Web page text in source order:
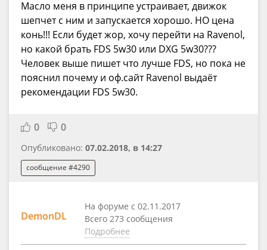
Масло меня в принципе устраивает, движок
шепчет с ним и запускается хорошо. НО цена
конь!!! Если будет жор, хочу перейти на Ravenol,
но какой брать FDS 5w30 или DXG 5w30???
Человек выше пишет что лучше FDS, но пока не
пояснил почему и оф.сайт Ravenol выдаёт
рекомендации FDS 5w30.
0 0
Опубликовано: 07.02.2018, в 14:27
сообщение #4290
DemonDL
На форуме с 02.11.2017
Всего 273 сообщения
Подробнее